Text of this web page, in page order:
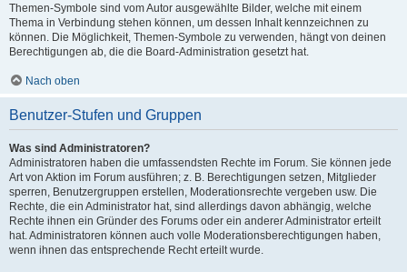
Themen-Symbole sind vom Autor ausgewählte Bilder, welche mit einem
Thema in Verbindung stehen können, um dessen Inhalt kennzeichnen zu
können. Die Möglichkeit, Themen-Symbole zu verwenden, hängt von deinen
Berechtigungen ab, die die Board-Administration gesetzt hat.
Nach oben
Benutzer-Stufen und Gruppen
Was sind Administratoren?
Administratoren haben die umfassendsten Rechte im Forum. Sie können jede
Art von Aktion im Forum ausführen; z. B. Berechtigungen setzen, Mitglieder
sperren, Benutzergruppen erstellen, Moderationsrechte vergeben usw. Die
Rechte, die ein Administrator hat, sind allerdings davon abhängig, welche
Rechte ihnen ein Gründer des Forums oder ein anderer Administrator erteilt
hat. Administratoren können auch volle Moderationsberechtigungen haben,
wenn ihnen das entsprechende Recht erteilt wurde.